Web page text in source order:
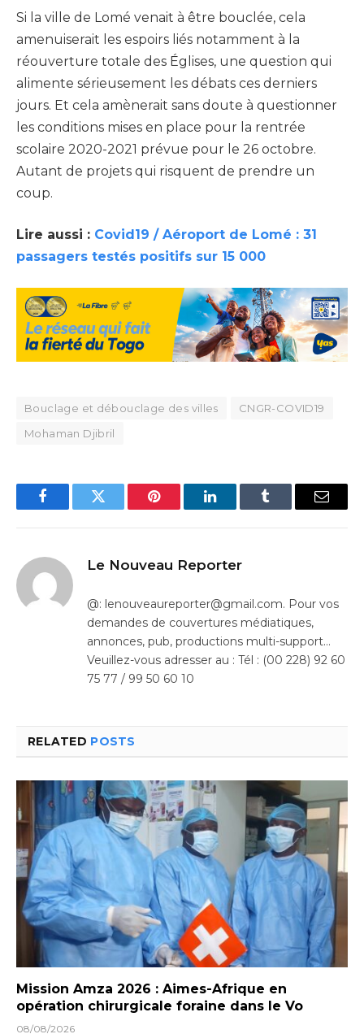
Si la ville de Lomé venait à être bouclée, cela
amenuiserait les espoirs liés notamment à la
réouverture totale des Églises, une question qui
alimente sérieusement les débats ces derniers
jours. Et cela amènerait sans doute à questionner
les conditions mises en place pour la rentrée
scolaire 2020-2021 prévue pour le 26 octobre.
Autant de projets qui risquent de prendre un
coup.
Lire aussi : Covid19 / Aéroport de Lomé : 31
passagers testés positifs sur 15 000
Bouclage et débouclage des villes
CNGR-COVID19
Mohaman Djibril
FacebookTwitter Pinterest LinkedInTumblr Email
Le Nouveau Reporter
@: lenouveaureporter@gmail.com. Pour vos
demandes de couvertures médiatiques,
annonces, pub, productions multi-support…
Veuillez-vous adresser au : Tél : (00 228) 92 60
75 77 / 99 50 60 10
RELATED POSTS
Mission Amza 2026 : Aimes-Afrique en
opération chirurgicale foraine dans le Vo
08/08/2026